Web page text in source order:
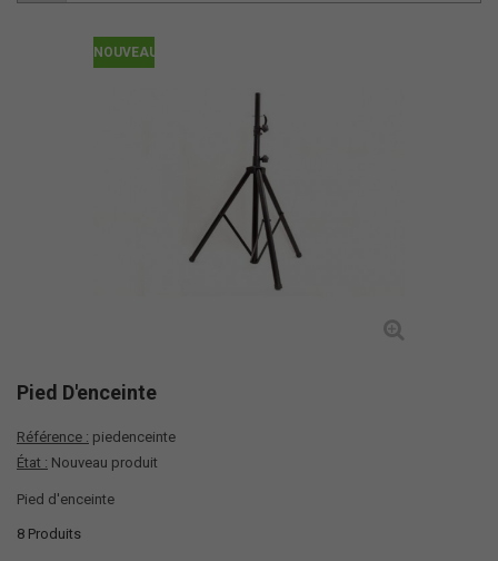
NOUVEAU
Pied D'enceinte
Référence : piedenceinte
État : Nouveau produit
Pied d'enceinte
8 Produits